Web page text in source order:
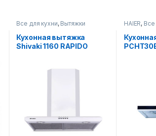
Все для кухни, Вытяжки
Кухонная вытяжка
Shivaki 1160 RAPIDO
HAIER, Все